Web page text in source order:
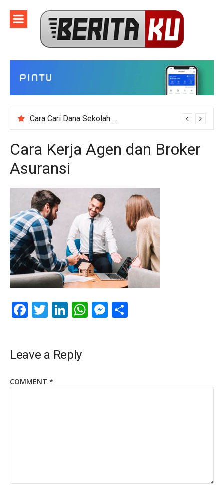
content
Cara Cari Dana Sekolah untuk Event Kegiatan Skala Besar
Macam-Macam Obat Herbal Kanker, Apa Saja?
Cara Kerja Agen dan Broker
Asuransi
Facebook
Twitter
LinkedIn
WhatsApp
Messenger
Leave a Reply
COMMENT *